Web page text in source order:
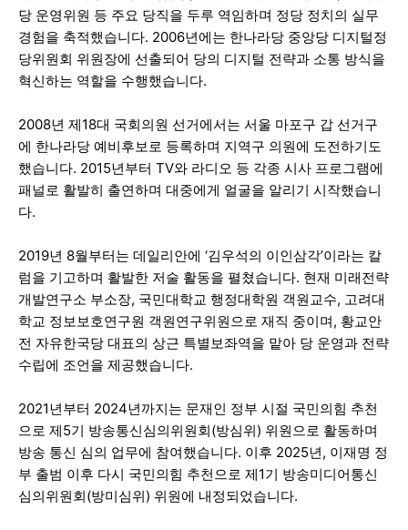
당 운영위원 등 주요 당직을 두루 역임하며 정당 정치의 실무
경험을 축적했습니다. 2006년에는 한나라당 중앙당 디지털정
당위원회 위원장에 선출되어 당의 디지털 전략과 소통 방식을
혁신하는 역할을 수행했습니다.
2008년 제18대 국회의원 선거에서는 서울 마포구 갑 선거구
에 한나라당 예비후보로 등록하며 지역구 의원에 도전하기도
했습니다. 2015년부터 TV와 라디오 등 각종 시사 프로그램에
패널로 활발히 출연하며 대중에게 얼굴을 알리기 시작했습니
다.
2019년 8월부터는 데일리안에 ‘김우석의 이인삼각’이라는 칼
럼을 기고하며 활발한 저술 활동을 펼쳤습니다. 현재 미래전략
개발연구소 부소장, 국민대학교 행정대학원 객원교수, 고려대
학교 정보보호연구원 객원연구위원으로 재직 중이며, 황교안
전 자유한국당 대표의 상근 특별보좌역을 맡아 당 운영과 전략
수립에 조언을 제공했습니다.
2021년부터 2024년까지는 문재인 정부 시절 국민의힘 추천
으로 제5기 방송통신심의위원회(방심위) 위원으로 활동하며
방송 통신 심의 업무에 참여했습니다. 이후 2025년, 이재명 정
부 출범 이후 다시 국민의힘 추천으로 제1기 방송미디어통신
심의위원회(방미심위) 위원에 내정되었습니다.